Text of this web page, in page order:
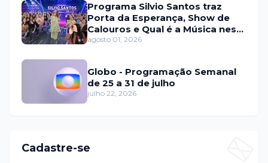
Programa Silvio Santos traz
Porta da Esperança, Show de
Calouros e Qual é a Música neste
domingo (2)
agosto 01, 2026
Globo - Programação Semanal
de 25 a 31 de julho
julho 22, 2026
Cadastre-se